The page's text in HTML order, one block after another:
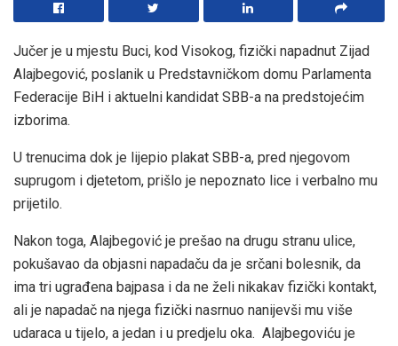
Jučer je u mjestu Buci, kod Visokog, fizički napadnut Zijad
Alajbegović, poslanik u Predstavničkom domu Parlamenta
Federacije BiH i aktuelni kandidat SBB-a na predstojećim
izborima.
U trenucima dok je lijepio plakat SBB-a, pred njegovom
suprugom i djetetom, prišlo je nepoznato lice i verbalno mu
prijetilo.
Nakon toga, Alajbegović je prešao na drugu stranu ulice,
pokušavao da objasni napadaču da je srčani bolesnik, da
ima tri ugrađena bajpasa i da ne želi nikakav fizički kontakt,
ali je napadač na njega fizički nasrnuo nanijevši mu više
udaraca u tijelo, a jedan i u predjelu oka. Alajbegoviću je